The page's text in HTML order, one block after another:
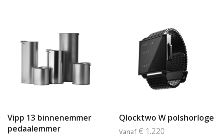
Vipp 13 binnenemmer
pedaalemmer
Qlocktwo W polshorloge
Vanaf € 1.220